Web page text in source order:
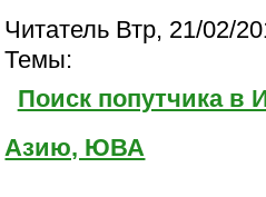
Читатель Втр, 21/02/
Темы:
Поиск попутчика
Азию, ЮВА